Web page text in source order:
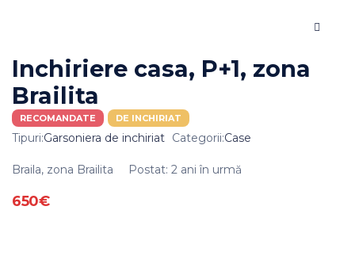
Inchiriere casa, P+1, zona
Brailita
RECOMANDATE DE INCHIRIAT
Tipuri:Garsoniera de inchiriat Categorii:Case
Braila, zona Brailita Postat: 2 ani în urmă
650€